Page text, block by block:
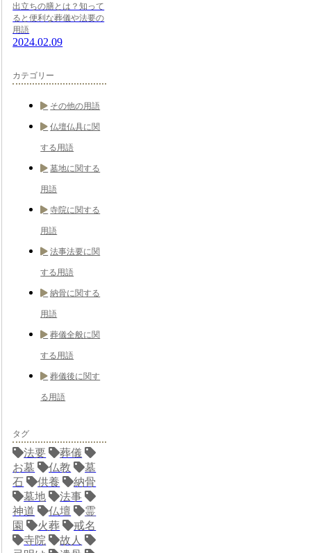
出立ちの膳とは？知って
ると便利な葬儀や法要の
用語
2024.02.09
カテゴリー
その他の用語
仏壇仏具に関
する用語
墓地に関する
用語
寺院に関する
用語
法事法要に関
する用語
納骨に関する
用語
葬儀全般に関
する用語
葬儀後に関す
る用語
タグ
法要
葬儀
お墓
仏教
墓
石
供養
納骨
墓地
法事
神道
仏壇
霊
園
火葬
戒名
寺院
故人